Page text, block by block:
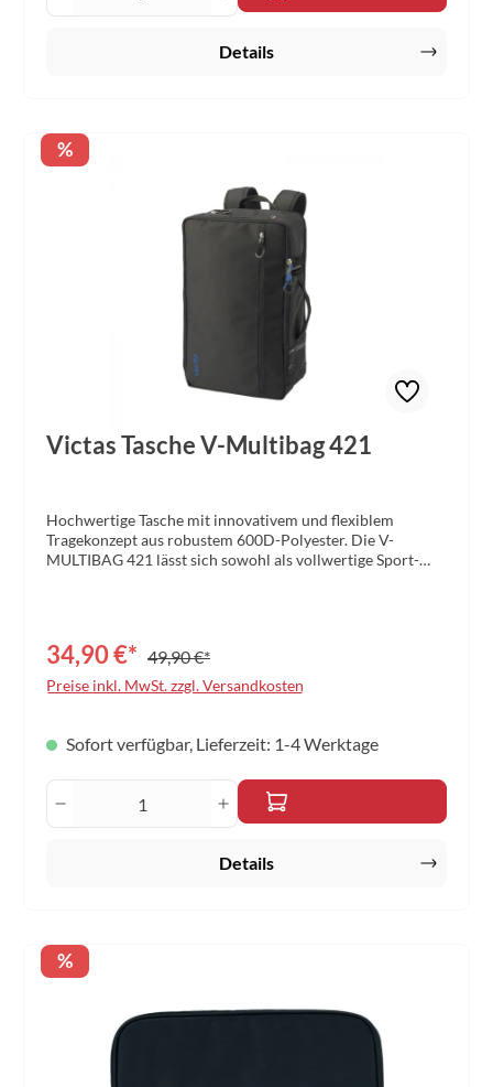
Details
Rabatt
%
Victas Tasche V-Multibag 421
Hochwertige Tasche mit innovativem und flexiblem
Tragekonzept aus robustem 600D-Polyester. Die V-
MULTIBAG 421 lässt sich sowohl als vollwertige Sport-
Hygiene. Farbe: schwarz Maße: 29 x 48 x 18 (L x B x H in
cm) Material: 100% 600D-Polyester
34,90 €* 49,90 €*
Preise inkl. MwSt. zzgl. Versandkosten
Sofort verfügbar, Lieferzeit: 1-4 Werktage
Produkt Anzahl: Gib den gewünschten
Details
Rabatt
%